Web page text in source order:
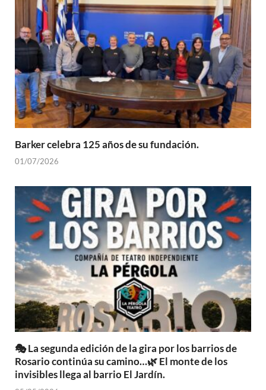
Barker celebra 125 años de su fundación.
01/07/2026
🎭 La segunda edición de la gira por los barrios de
Rosario continúa su camino…🌿 El monte de los
invisibles llega al barrio El Jardín.